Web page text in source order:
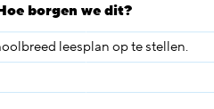
borgen we dit?
leesplan op te stellen.